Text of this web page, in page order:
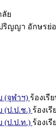
ลัย
ริญญา อักษรย่
(จุฬาฯ) ร้องเรี
(ป.ป.ช.) ร้องเ
(ป.ป.ท.) ร้องเ